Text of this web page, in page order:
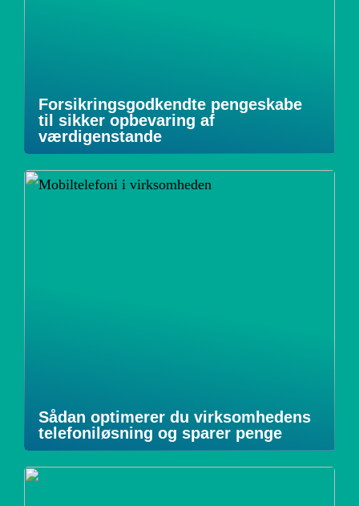
Forsikringsgodkendte pengeskabe
til sikker opbevaring af
værdigenstande
Sådan optimerer du virksomhedens
telefoniløsning og sparer penge